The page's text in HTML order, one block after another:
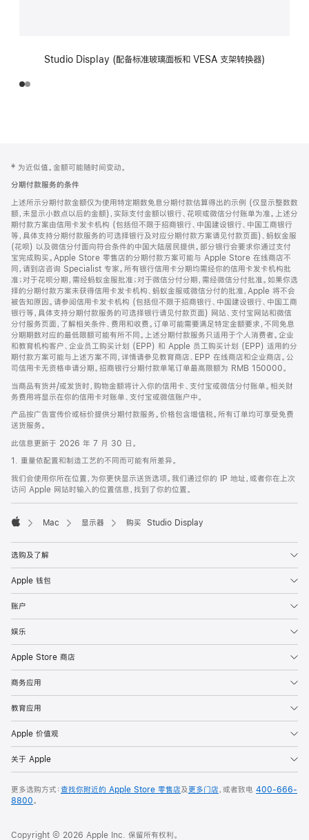
Studio Display (配备标准玻璃面板和 VESA 支架转换器)
页
页
脚
注
‡ 为近似值。金额可能随时间变动。
分期付款服务的条件
上述所示分期付款金额仅为使用特定期数免息分期付款估算得出的示例 (仅显示整数数
额，未显示小数点以后的金额)，实际支付金额以银行、花呗或微信分付账单为准。上述分
期付款方案由信用卡发卡机构 (包括但不限于招商银行、中国建设银行、中国工商银行
等，具体支持分期付款服务的可选择银行及对应分期付款方案请见付款页面)、蚂蚁金服
(花呗) 以及微信分付面向符合条件的中国大陆居民提供。部分银行会要求你通过支付
宝完成购买。Apple Store 零售店的分期付款方案可能与 Apple Store 在线商店不
同，请到店咨询 Specialist 专家。所有银行信用卡分期均需经你的信用卡发卡机构批
准；对于花呗分期，需经蚂蚁金服批准；对于微信分付分期，需经微信分付批准。如果你选
择的分期付款方案未获得信用卡发卡机构、蚂蚁金服或微信分付的批准，Apple 将不会
被告知原因。请参阅信用卡发卡机构 (包括但不限于招商银行、中国建设银行、中国工商
银行等，具体支持分期付款服务的可选择银行请见付款页面) 网站、支付宝网站和微信
分付服务页面，了解相关条件、费用和收费。订单可能需要满足特定金额要求，不同免息
分期期数对应的最低限额可能有所不同。上述分期付款服务只适用于个人消费者。企业
和教育机构客户、企业员工购买计划 (EPP) 和 Apple 员工购买计划 (EPP) 适用的分
期付款方案可能与上述方案不同，详情请参见教育商店、EPP 在线商店和企业商店。公
司信用卡无资格申请分期。招商银行分期付款单笔订单最高限额为 RMB 150000。
当商品有货并/或发货时，购物金额将计入你的信用卡、支付宝或微信分付账单。相关财
务费用将显示在你的信用卡对账单、支付宝或微信账户中。
产品按广告宣传价或标价提供分期付款服务。价格包含增值税。所有订单均可享受免费
送货服务。
此信息更新于 2026 年 7 月 30 日。
1. 重量依配置和制造工艺的不同而可能有所差异。
我们会使用你所在位置，为你更快显示送货选项。我们通过你的 IP 地址，或者你在上次
访问 Apple 网站时输入的位置信息，找到了你的位置。
Mac 显示器 购买 Studio Display
选购及了解
Apple 钱包
账户
娱乐
Apple Store 商店
商务应用
教育应用
Apple 价值观
关于 Apple
更多选购方式：查找你附近的 Apple Store 零售店及更多门店，或者致电 400-666-
8800。
Copyright © 2026 Apple Inc. 保留所有权利。